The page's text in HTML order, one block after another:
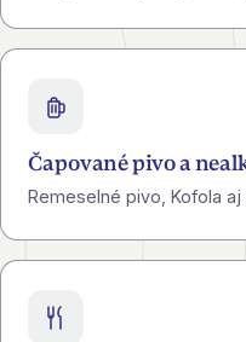
Čapované pivo a
Remeselné pivo, Kofola